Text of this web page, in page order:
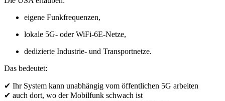
eigene Funkfrequenzen,
lokale 5G- oder WiFi-6E-Netze,
dedizierte Industrie- und Transportnetze.
Das bedeutet:
✔ Ihr System kann unabhängig vom öffentlichen 5G arbeiten
✔ auch dort, wo der Mobilfunk schwach ist